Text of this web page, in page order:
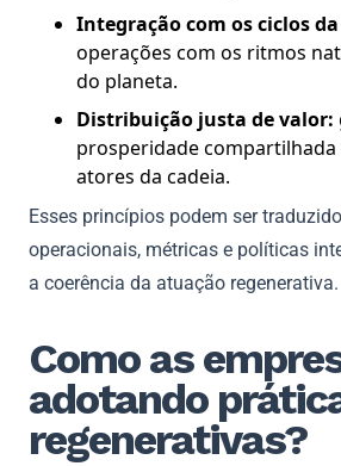
Integração com os ciclos
operações com os ritmos
do planeta.
Distribuição justa de valor:
prosperidade
atores da cadeia.
Esses princípios podem ser
operacionais, métricas e políticas
a coerência da atuação regenerativa.
Como as
adotando
regenerativas?